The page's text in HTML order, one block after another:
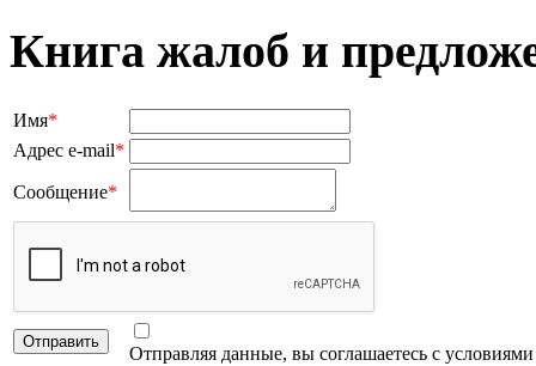
Книга жалоб и
Имя*
Адрес e-mail*
Сообщение*
Отправляя данные, вы соглашаетесь с